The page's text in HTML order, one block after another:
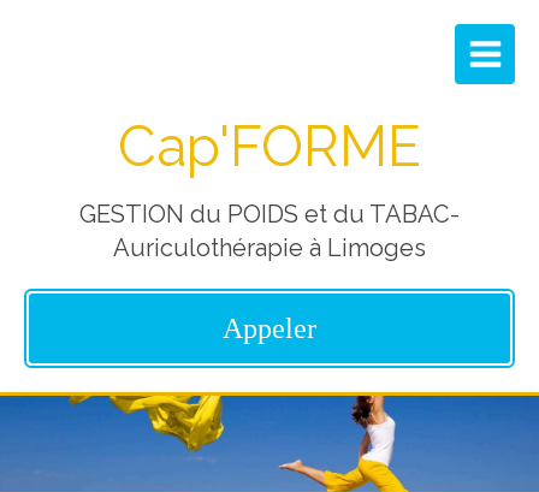
Cap'FORME
GESTION du POIDS et du TABAC-
Auriculothérapie à Limoges
Appeler